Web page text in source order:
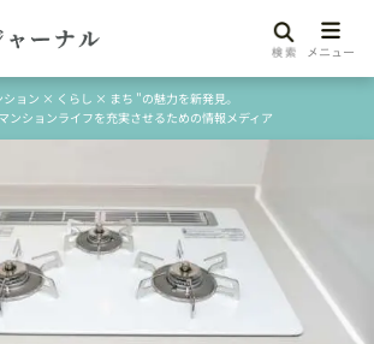
ション × くらし × まち "の魅力を新発見。
ンションライフを充実させるための情報メディア